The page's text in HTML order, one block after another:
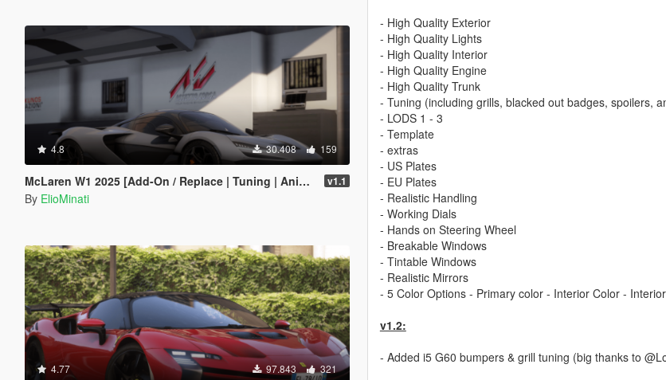
4.8 30.408 159
McLaren W1 2025 [Add-On / Replace | Tuning | Animated Spoiler | Template | FiveM] v1.1
By ElioMinati
4.77 97.843 321
- High Quality Exterior
- High Quality Lights
- High Quality Interior
- High Quality Engine
- High Quality Trunk
- Tuning (including grills, blacked out badges, spoilers,
- LODS 1 - 3
- Template
- extras
- US Plates
- EU Plates
- Realistic Handling
- Working Dials
- Hands on Steering Wheel
- Breakable Windows
- Tintable Windows
- Realistic Mirrors
- 5 Color Options - Primary color - Interior Color -
v1.2:
- Added i5 G60 bumpers & grill tuning (big thanks to